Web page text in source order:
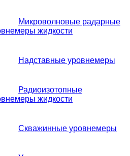
Микроволновые радарные
жидкости
Надставные уровнемеры
Радиоизотопные
жидкости
Скважинные уровнемеры